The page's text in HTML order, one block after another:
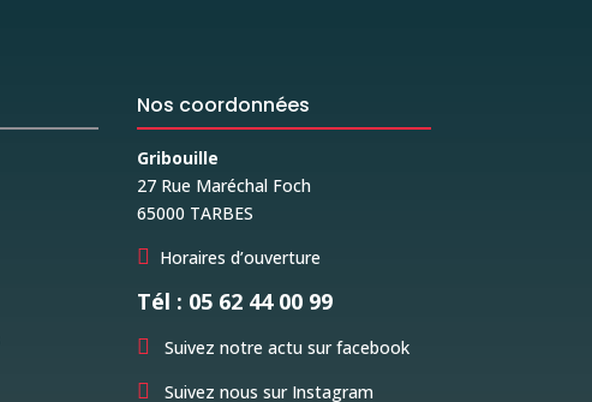
Nos coordonnées
Gribouille
27 Rue Maréchal Foch
65000 TARBES
 Horaires d’ouverture
Tél : 05 62 44 00 99
 Suivez notre actu sur facebook
 Suivez nous sur Instagram